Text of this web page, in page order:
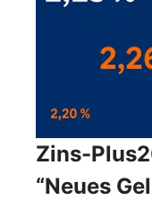
Zins-
“Neues